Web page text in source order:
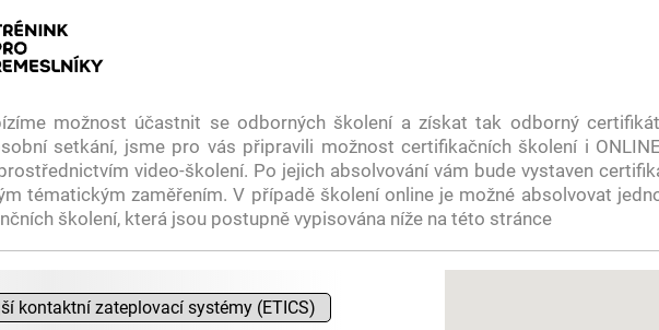
možnost účastnit se odborných školení a získat tak odborný
setkání, jsme pro vás připravili možnost certifikačních školení i
video-školení. Po jejich absolvování vám bude vystaven
tématickým zaměřením. V případě školení online je možné absolvovat
školení, která jsou postupně vypisována níže na této stránce
kontaktní zateplovací systémy (ETICS)